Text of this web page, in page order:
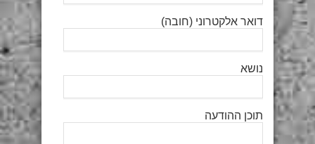
דואר אלקטרוני (חובה)
נושא
תוכן ההודעה